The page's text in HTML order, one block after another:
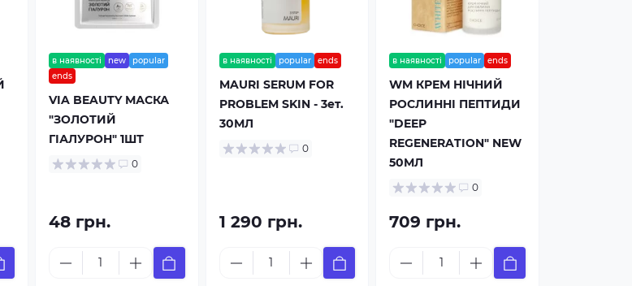
в наявності new
popular
ends
VIA BEAUTY МАСКА
"ЗОЛОТИЙ
ГІАЛУРОН" 1ШТ
0
48 грн.
в наявності popular ends
MAURI SERUM FOR
PROBLEM SKIN - 3ет.
30МЛ
0
1 290 грн.
в наявності popular ends
WM КРЕМ НІЧНИЙ
РОСЛИННІ ПЕПТИДИ
"DEEP
REGENERATION" NEW
50МЛ
0
709 грн.